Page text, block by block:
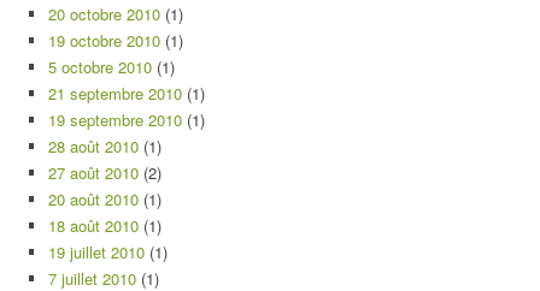
20 octobre 2010 (1)
19 octobre 2010 (1)
5 octobre 2010 (1)
21 septembre 2010 (1)
19 septembre 2010 (1)
28 août 2010 (1)
27 août 2010 (2)
20 août 2010 (1)
18 août 2010 (1)
19 juillet 2010 (1)
7 juillet 2010 (1)